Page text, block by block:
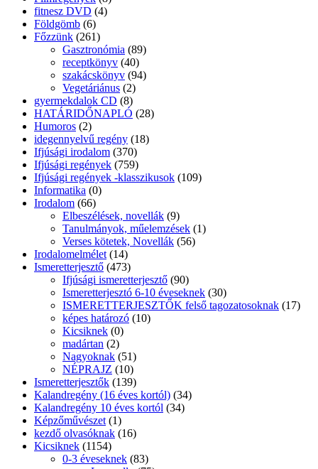
fitnesz DVD (4)
Földgömb (6)
Főzzünk (261)
Gasztronómia (89)
receptkönyv (40)
szakácskönyv (94)
Vegetáriánus (2)
gyermekdalok CD (8)
HATÁRIDŐNAPLÓ (28)
Humoros (2)
idegennyelvű regény (18)
Ifjúsági irodalom (370)
Ifjúsági regények (759)
Ifjúsági regények -klasszikusok (109)
Informatika (0)
Irodalom (66)
Elbeszélések, novellák (9)
Tanulmányok, műelemzések (1)
Verses kötetek, Novellák (56)
Irodalomelmélet (14)
Ismeretterjesztő (473)
Ifjúsági ismeretterjesztő (90)
Ismeretterjesztó 6-10 éveseknek (30)
ISMERETTERJESZTŐK felső tagozatosoknak (17)
képes határozó (10)
Kicsiknek (0)
madártan (2)
Nagyoknak (51)
NÉPRAJZ (10)
Ismeretterjesztők (139)
Kalandregény (16 éves kortól) (34)
Kalandregény 10 éves kortól (34)
Képzőművészet (1)
kezdő olvasóknak (16)
Kicsiknek (1154)
0-3 éveseknek (83)